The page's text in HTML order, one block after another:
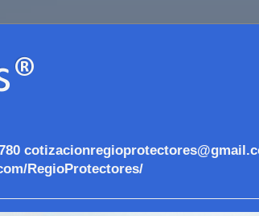
RegioProtectores/